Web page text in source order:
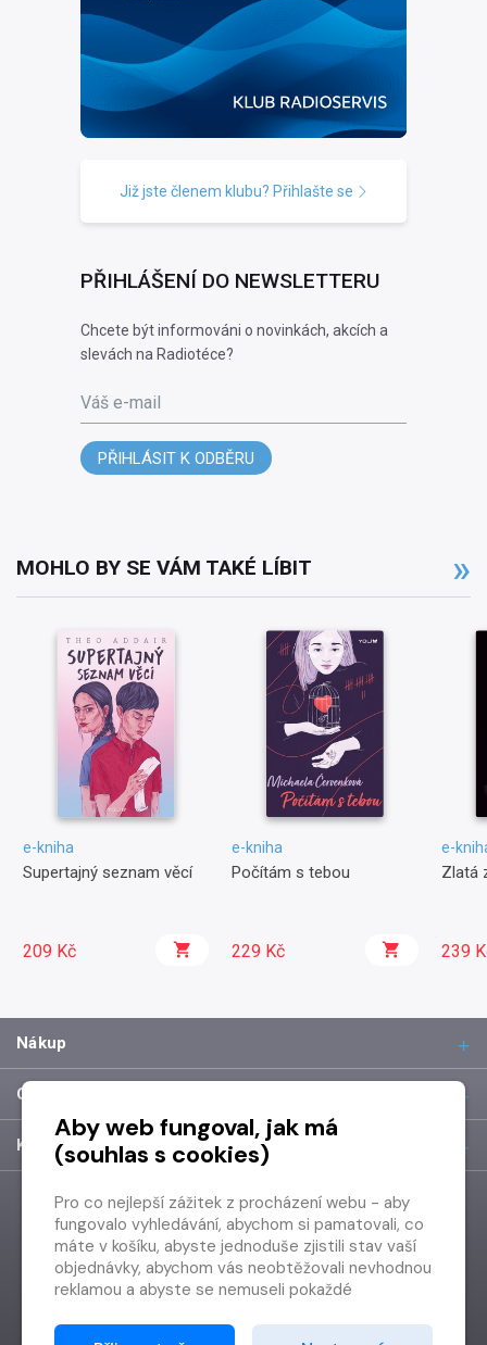
Již jste členem klubu? Přihlašte se
PŘIHLÁŠENÍ DO NEWSLETTERU
Chcete být informováni o novinkách, akcích a
slevách na Radiotéce?
Váš e-mail
PŘIHLÁSIT K ODBĚRU
MOHLO BY SE VÁM TAKÉ LÍBIT
e-kniha
Supertajný seznam věcí
209 Kč
e-kniha
Počítám s tebou
229 Kč
e-
Zlatá
239
Nákup
O společnosti
Kontakt
Aby web fungoval, jak má
(souhlas s cookies)
Pro co nejlepší zážitek z procházení webu - aby
fungovalo vyhledávání, abychom si pamatovali, co
máte v košíku, abyste jednoduše zjistili stav vaší
objednávky, abychom vás neobtěžovali nevhodnou
reklamou a abyste se nemuseli pokaždé